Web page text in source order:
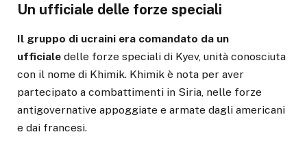
Un ufficiale delle forze speciali
Il gruppo di ucraini era comandato da un
ufficiale delle forze speciali di Kyev, unità conosciuta
con il nome di Khimik. Khimik è nota per aver
partecipato a combattimenti in Siria, nelle forze
antigovernative appoggiate e armate dagli americani
e dai francesi.